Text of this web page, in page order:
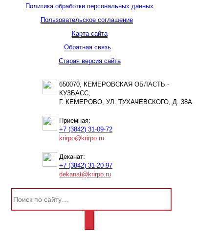
Политика обработки персональных данных
Пользовательское соглашение
Карта сайта
Обратная связь
Старая версия сайта
650070, КЕМЕРОВСКАЯ ОБЛАСТЬ -
КУЗБАСС,
Г. КЕМЕРОВО, УЛ. ТУХАЧЕВСКОГО, Д. 38А
Приемная:
+7 (3842) 31-09-72
krirpo@krirpo.ru
Деканат:
+7 (3842) 31-20-97
dekanat@krirpo.ru